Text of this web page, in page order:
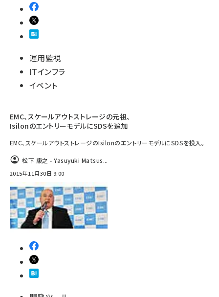
運用監視
ITインフラ
イベント
EMC、スケールアウトストレージの元祖、
IsilonのエントリーモデルにSDSを追加
EMC、スケールアウトストレージのIsilonのエントリーモデルにSDSを投入。
松下 康之 - Yasuyuki Matsus...
2015年11月30日 9:00